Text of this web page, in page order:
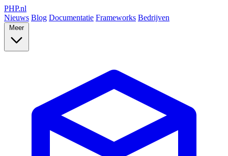
PHP.nl
Nieuws Blog Documentatie Frameworks Bedrijven
Meer